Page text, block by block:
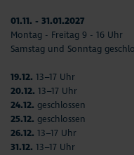
01.11. - 31.01.2027
Montag - Freitag 9 - 16 Uhr
Samstag und Sonntag
19.12. 13–17 Uhr
20.12. 13–17 Uhr
24.12. geschlossen
25.12. geschlossen
26.12. 13–17 Uhr
31.12. 13–17 Uhr